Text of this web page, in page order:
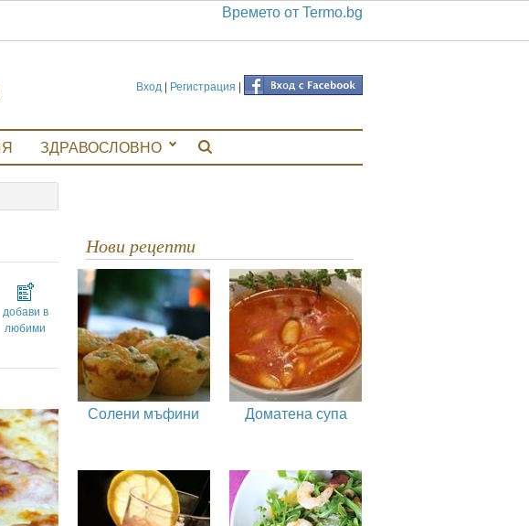
Времето от Termo.bg
Вход | Регистрация |
ЗДРАВОСЛОВНО
добави в
любими
Нови рецепти
Солени мъфини Доматена супа